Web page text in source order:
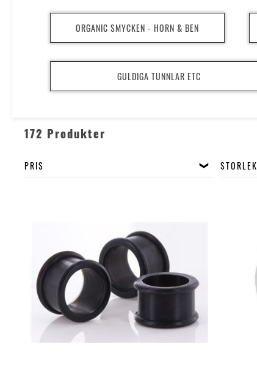
ORGANIC SMYCKEN - HORN & BEN
GULDIGA TUNNLAR ETC
172 Produkter
PRIS STORLEK